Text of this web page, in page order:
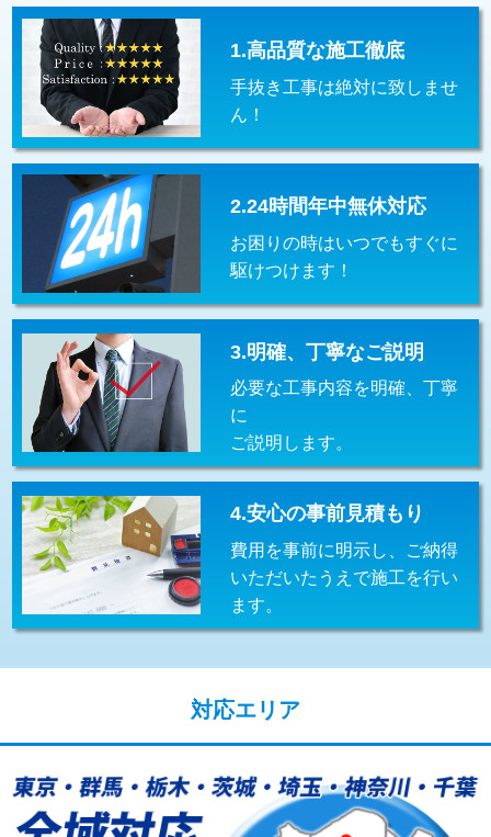
理・調整・分解・加工など（重作業）
その他部品の脱着 8,800円～
交換・取付（タンク） 22,000円+材料費
交換・取付(単水栓（壁付・デッキ
式）)
13,200円+材料費
交換・取付(混合水栓（壁付・デッキ
式・ワンホール）)
16,500円+材料費
交換・取付(排水栓・排水トラップ
（P/S/ポップアップ））
22,000円+材料費
交換・取付（その他部品） 11,000円+材料費
持込商品取付（単水栓） 13,200円
持込商品取付（混合水栓） 16,500円
持込商品取付（浄水器・分岐水栓） 16,500円
給水管工事※（ホール加工) 16,500円
給水管工事※（バンド止め) 3,300円
給水管工事※（支持金具設置)
業)
給水管工事※（塩ビ管（VP・HI）使
用/3ｍまで)
33,000円
1.高品質な施工徹底
手抜き工事は絶対に致しませ
ん！
2.24時間年中無休対応
お困りの時はいつでもすぐに
駆けつけます！
3.明確、丁寧なご説明
必要な工事内容を明確、丁寧
に
ご説明します。
4.安心の事前見積もり
費用を事前に明示し、ご納得
いただいたうえで施工を行い
ます。
対応エリア